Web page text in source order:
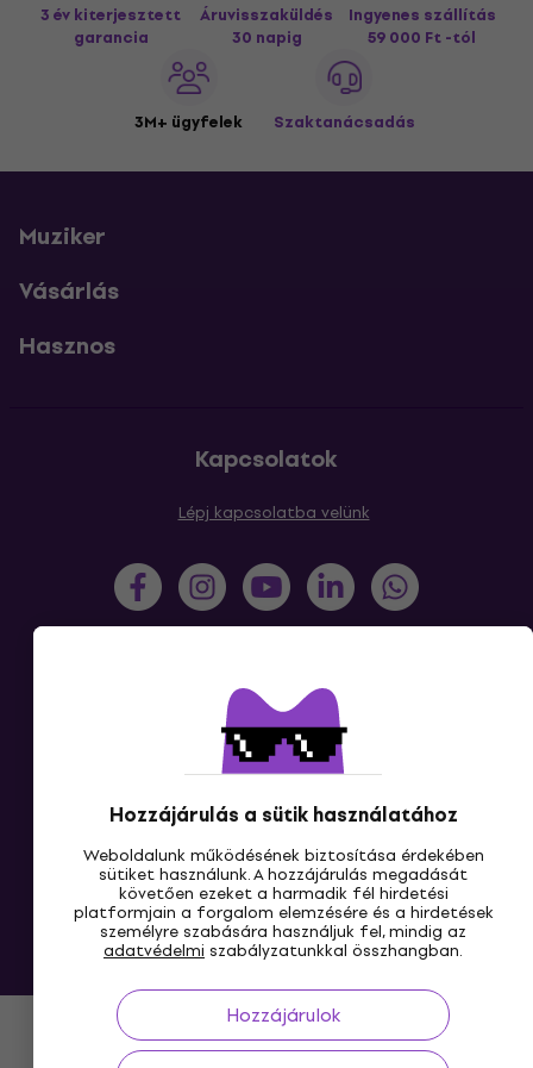
Hozzájárulás a sütik használatához
Weboldalunk működésének biztosítása érdekében
sütiket használunk. A hozzájárulás megadását
követően ezeket a harmadik fél hirdetési
platformjain a forgalom elemzésére és a hirdetések
személyre szabására használjuk fel, mindig az
adatvédelmi szabályzatunkkal összhangban.
Hozzájárulok
3 év kiterjesztett
garancia
Áruvisszaküldés
30 napig
Ingyenes szállítás
59 000 Ft -tól
3M+ ügyfelek Szaktanácsadás
Muziker
Vásárlás
Hasznos
Kapcsolatok
Lépj kapcsolatba velünk
HU